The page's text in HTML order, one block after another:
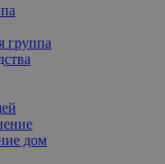
группа
дом